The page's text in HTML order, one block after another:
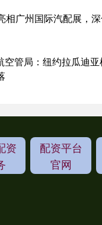
相广州国际汽配展，
空管局：纽约拉瓜迪亚
资
配资平台
官网